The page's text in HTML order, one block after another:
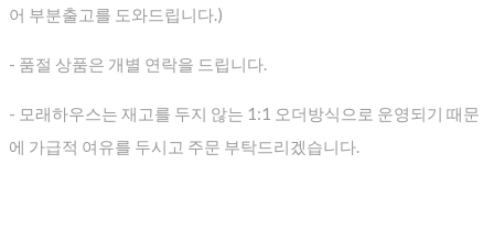
어 부분출고를 도와드립니다.)
- 품절 상품은 개별 연락을 드립니다.
- 모래하우스는 재고를 두지 않는 1:1 오더방식으로 운영되기 때문
에 가급적 여유를 두시고 주문 부탁드리겠습니다.